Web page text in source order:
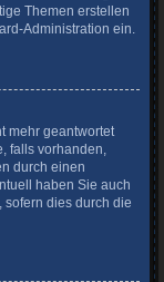
Themen erstellen
Administration ein.
mehr geantwortet
falls vorhanden,
durch einen
haben Sie auch
dies durch die